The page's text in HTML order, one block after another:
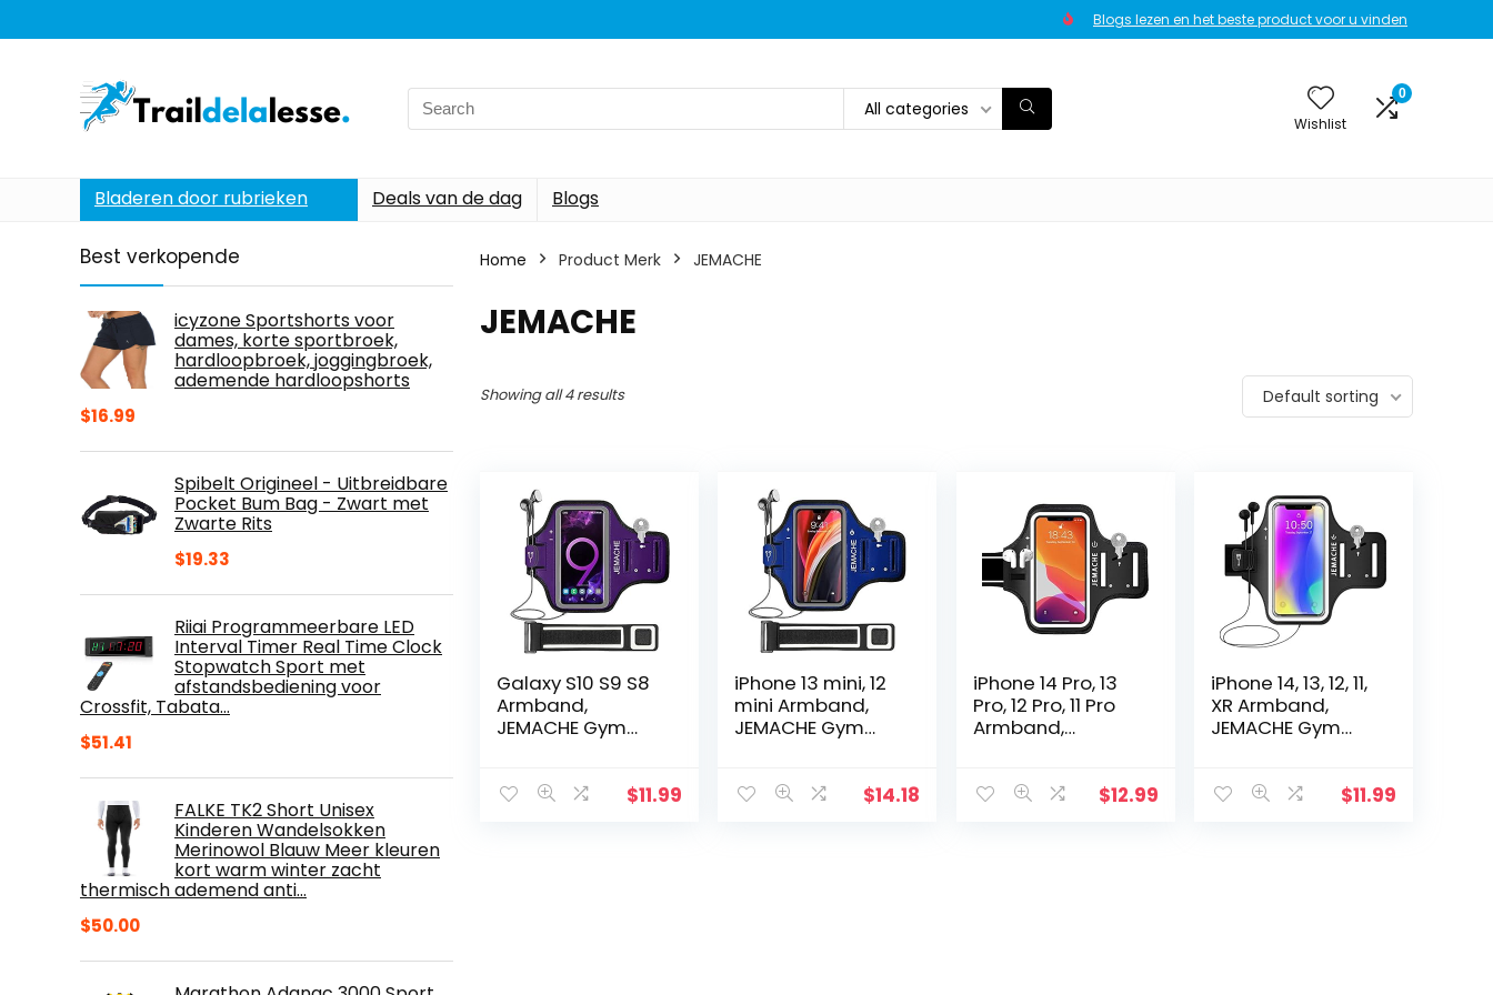
Blogs lezen en het beste product voor u vinden
Search
for:
All categories
Wishlist
0
Bladeren door rubrieken Deals van de dag Blogs
Best verkopende
icyzone Sportshorts voor
dames, korte sportbroek,
hardloopbroek, joggingbroek,
ademende hardloopshorts
$16.99
Spibelt Origineel - Uitbreidbare
Pocket Bum Bag - Zwart met
Zwarte Rits
$19.33
Riiai Programmeerbare LED
Interval Timer Real Time Clock
Stopwatch Sport met
afstandsbediening voor
Crossfit, Tabata…
$51.41
FALKE TK2 Short Unisex
Kinderen Wandelsokken
Merinowol Blauw Meer kleuren
kort warm winter zacht
thermisch ademend anti…
$50.00
Home Product Merk JEMACHE
JEMACHE
Showing all 4 results Default sorting
Galaxy S10 S9 S8
Armband,
JEMACHE Gym
Trainingen
$11.99
iPhone 13 mini, 12
mini Armband,
JEMACHE Gym
Band Case voor
$14.18
iPhone 14 Pro, 13
Pro, 12 Pro, 11 Pro
Armband,
Workouts Arm$12.99
iPhone 14, 13, 12, 11,
XR Armband,
JEMACHE Gym
Band Case voor
$11.99